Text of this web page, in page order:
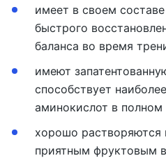
имеeт в своем
быстрого
баланса во время
имеют
способствует
аминокислот в полном
хорошо растворяются
приятным фруктовым